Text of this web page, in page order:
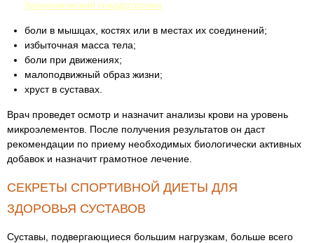
Хорионический гонадотропин
боли в мышцах, костях или в местах их соединений;
избыточная масса тела;
боли при движениях;
малоподвижный образ жизни;
хруст в суставах.
Врач проведет осмотр и назначит анализы крови на уровень
микроэлементов. После получения результатов он даст
рекомендации по приему необходимых биологически активных
добавок и назначит грамотное лечение.
СЕКРЕТЫ СПОРТИВНОЙ ДИЕТЫ ДЛЯ
ЗДОРОВЬЯ СУСТАВОВ
Суставы, подвергающиеся большим нагрузкам, больше всего